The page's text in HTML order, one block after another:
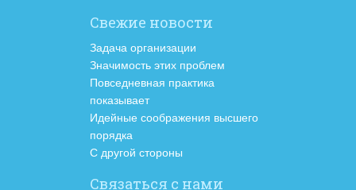
Свежие новости
Задача организации
Значимость этих проблем
Повседневная практика
показывает
Идейные соображения высшего
порядка
С другой стороны
Связаться с нами